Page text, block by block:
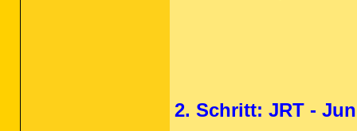
2. Schritt: JRT -